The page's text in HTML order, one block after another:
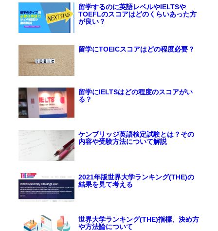
留学するのに英語レベルやIELTSや
TOEFLのスコアはどのくらいあった方
が良い？
留学にTOEICスコアはどの程度必要？
留学にIELTSはどの程度のスコアがい
る？
ケンブリッジ英語検定試験とは？その
内容や受験方法について解説
2021年版世界大学ランキング(THE)の
結果を見て考える
世界大学ランキング(THE)指標、決め方
や方法論について